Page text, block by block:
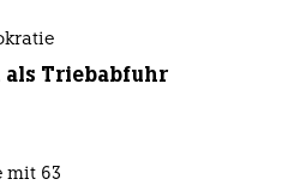
als Triebabfuhr
mit 63